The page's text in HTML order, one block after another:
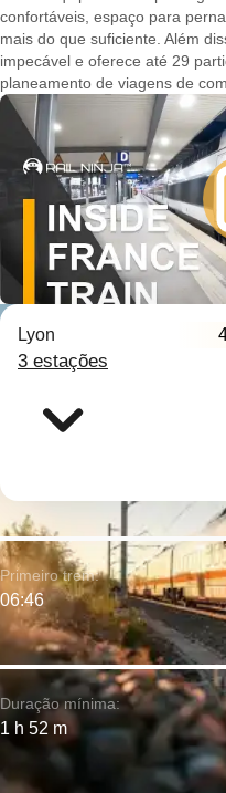
confortáveis, espaço para
mais do que suficiente. Além
impecável e oferece até 29
planeamento de viagens de
Lyon
3 estações
Duração mínima:
1 h 52 m
Primeiro trem:
06:46